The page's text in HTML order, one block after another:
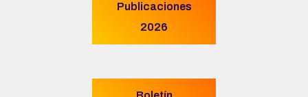
Publicaciones
2026